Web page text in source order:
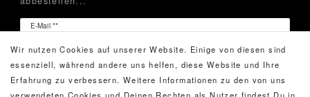
E-Mail **
Newsletter
Hiermit bestätige ich, dass ich die
Daten­schutz­erklärung
gelesen habe. Meine Einwilligung kann ich jederzeit
widerrufen.**
Wir nutzen Cookies auf unserer Website. Einige von diesen sind
essenziell, während andere uns helfen, diese Website und Ihre
Erfahrung zu verbessern. Weitere Informationen zu den von uns